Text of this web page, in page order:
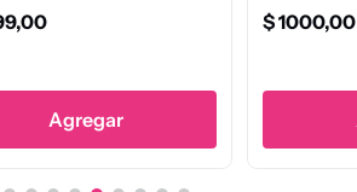
,00
Agregar
$1000,00